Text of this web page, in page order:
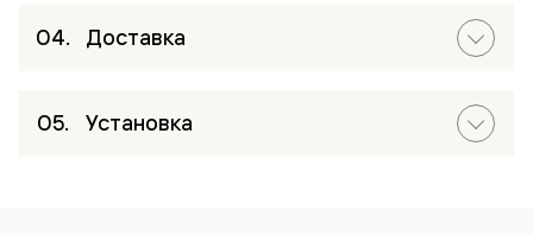
Доставка
Установка